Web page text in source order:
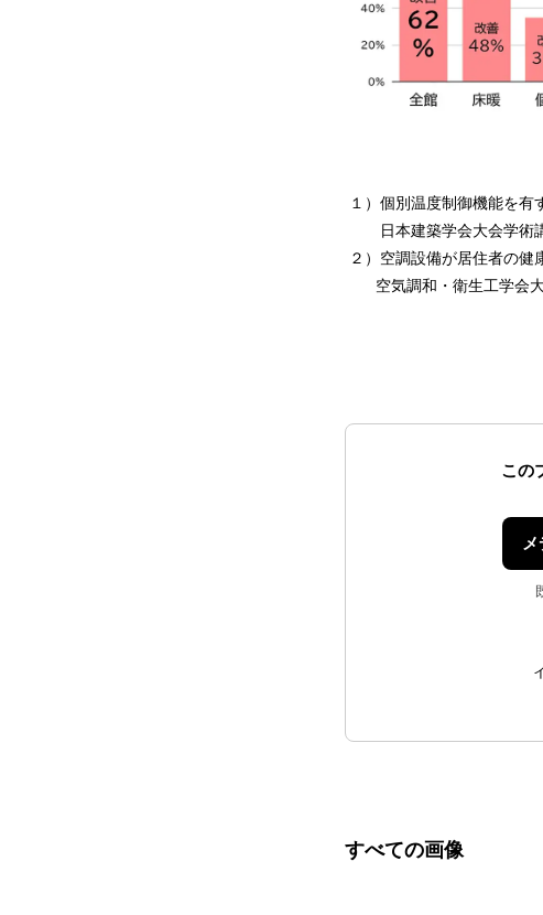
１）個別温度制御機能を
日本建築学会大会学術講
２）空調設備が居住者の健
空気調和・衛生工学会
この
すべての画像